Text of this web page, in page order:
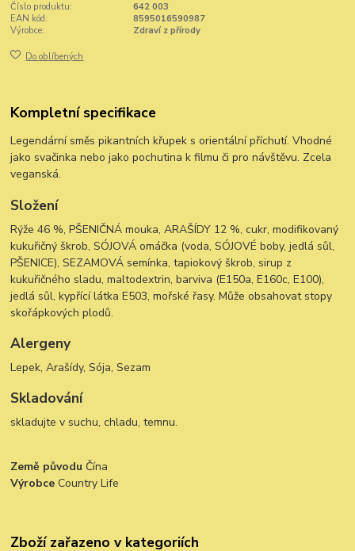
Číslo produktu:
642 003
EAN kód:
8595016590987
Výrobce:
Zdraví z přírody
Do oblíbených
Kompletní specifikace
Legendární směs pikantních křupek s orientální příchutí. Vhodné
jako svačinka nebo jako pochutina k filmu či pro návštěvu. Zcela
veganská.
Složení
Rýže 46 %, PŠENIČNÁ mouka, ARAŠÍDY 12 %, cukr, modifikovaný
kukuřičný škrob, SÓJOVÁ omáčka (voda, SÓJOVÉ boby, jedlá sůl,
PŠENICE), SEZAMOVÁ semínka, tapiokový škrob, sirup z
kukuřičného sladu, maltodextrin, barviva (E150a, E160c, E100),
jedlá sůl, kypřící látka E503, mořské řasy. Může obsahovat stopy
skořápkových plodů.
Alergeny
Lepek, Arašídy, Sója, Sezam
Skladování
skladujte v suchu, chladu, temnu.
Země původu Čína
Výrobce Country Life
Zboží zařazeno v kategoriích